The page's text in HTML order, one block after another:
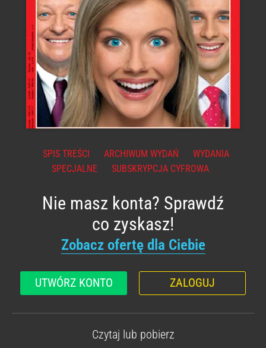
SPIS TREŚCI ARCHIWUM WYDAŃ
WYDANIA
SPECJALNE
SUBSKRYPCJA CYFROWA
Nie masz konta? Sprawdź
co zyskasz!
Zobacz ofertę dla Ciebie
UTWÓRZ KONTO ZALOGUJ
Czytaj lub pobierz